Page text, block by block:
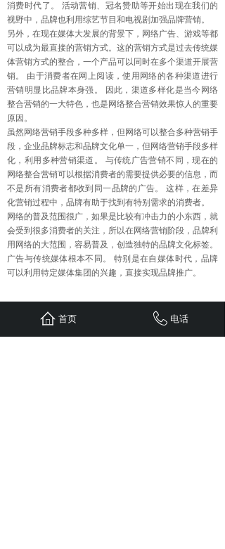
消费时代了。 活动营销、冠名赞助等开始出现在我们的
视野中，品牌也利用综艺节目和电视剧加强品牌营销。
另外，在现在媒体大发展的背景下，网络广告、游戏等都
可以成为最直接的营销方式。这的营销方式是过去传统媒
体营销方式的整合，一个产品可以同时在多个渠道开展营
销。 由于消费者在网上阅读，使用网络的各种渠道进行
营销明显比品牌本身强。 因此，渠道多样化是当今网络
整合营销的一大特色，也是网络整合营销效果惊人的重要
原因。
虽然网络营销手段多种多样，但网络可以整合多种营销手
段，企业品牌标志和品牌文化单一，但网络营销手段多样
化，利用多种营销渠道。 与传统广告营销不同，现在的
网络整合营销可以根据消费者的需要提供必要的信息，而
不是所有消费者都收到同一品牌的广告。 这样，在差异
化营销过程中，品牌有助于找到有特别需求的消费者。
网络的普及范围很广，如果是比较有冲击力的小东西，就
会受到很多消费者的关注，所以在网络营销阶段，品牌利
用网络的大范围，容易普及，创造独特的品牌文化标签。
广告与传统媒体根本不同。 特别是在自媒体时代，品牌
可以利用特定媒体集团的兴趣，直接实现品牌推广。
上一篇： 软文营销​为什么成为......
首页 电话